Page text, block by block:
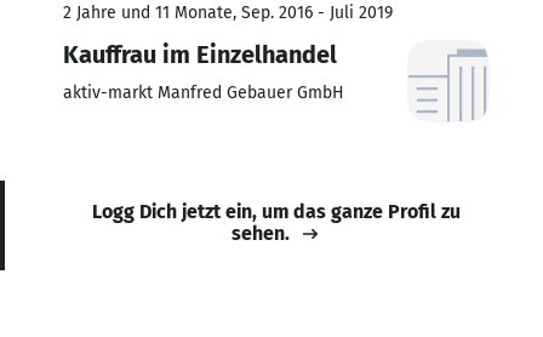
2 Jahre und 11 Monate, Sep. 2016 - Juli 2019
Kauffrau im Einzelhandel
aktiv-markt Manfred Gebauer GmbH
Logg Dich jetzt ein, um das ganze Profil zu
sehen.